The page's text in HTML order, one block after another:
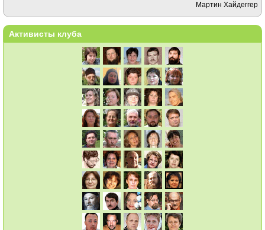
Мартин Хайдеггер
Активисты клуба